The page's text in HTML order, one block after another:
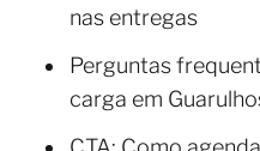
nas entregas
Perguntas
carga em